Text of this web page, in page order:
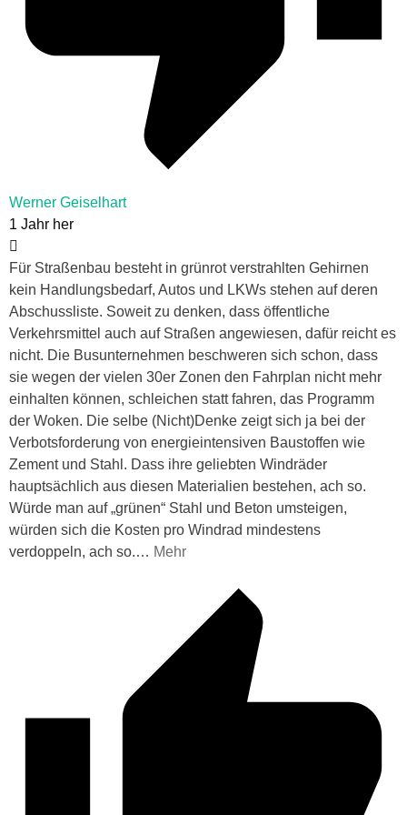
Werner Geiselhart
1 Jahr her
Für Straßenbau besteht in grünrot verstrahlten Gehirnen
kein Handlungsbedarf, Autos und LKWs stehen auf deren
Abschussliste. Soweit zu denken, dass öffentliche
Verkehrsmittel auch auf Straßen angewiesen, dafür reicht es
nicht. Die Busunternehmen beschweren sich schon, dass
sie wegen der vielen 30er Zonen den Fahrplan nicht mehr
einhalten können, schleichen statt fahren, das Programm
der Woken. Die selbe (Nicht)Denke zeigt sich ja bei der
Verbotsforderung von energieintensiven Baustoffen wie
Zement und Stahl. Dass ihre geliebten Windräder
hauptsächlich aus diesen Materialien bestehen, ach so.
Würde man auf „grünen“ Stahl und Beton umsteigen,
würden sich die Kosten pro Windrad mindestens
verdoppeln, ach so.… Mehr